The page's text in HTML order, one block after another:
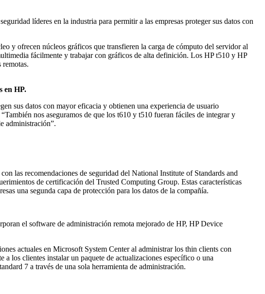
líderes en la industria para permitir a las empresas proteger sus datos con
y ofrecen núcleos gráficos que transfieren la carga de cómputo del servidor al
fácilmente y trabajar con gráficos de alta definición. Los HP t510 y HP
en HP.
sus datos con mayor eficacia y obtienen una experiencia de usuario
nos aseguramos de que los t610 y t510 fueran fáciles de integrar y
administración”.
las recomendaciones de seguridad del National Institute of Standards and
de certificación del Trusted Computing Group. Estas características
una segunda capa de protección para los datos de la compañía.
el software de administración remota mejorado de HP, HP Device
actuales en Microsoft System Center al administrar los thin clients con
los clientes instalar un paquete de actualizaciones específico o una
7 a través de una sola herramienta de administración.